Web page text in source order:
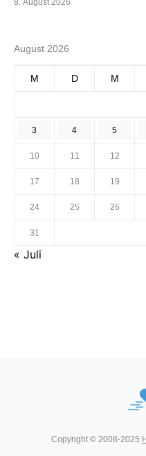
August 2026
M D M
3 4 5
10 11 12
17 18 19
24 25 26
31
« Juli
Copyright © 2008-2025